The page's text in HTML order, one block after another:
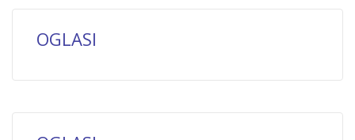
OGLASI